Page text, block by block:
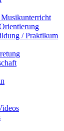
/ Praktikum